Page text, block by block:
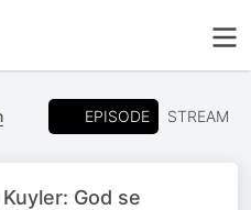
EPISODE STREAM
God se